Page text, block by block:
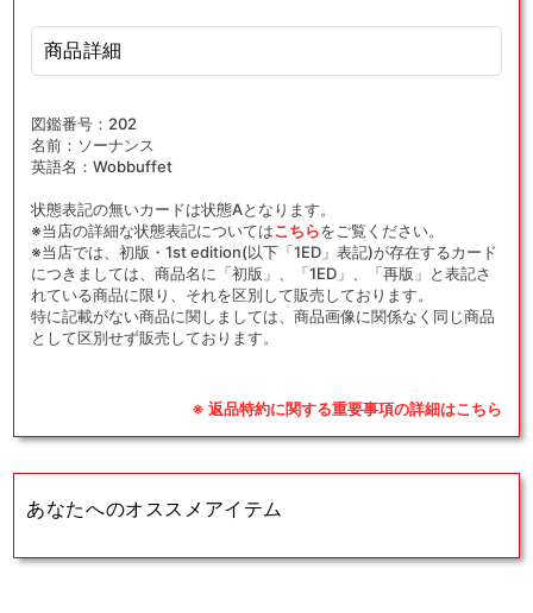
商品詳細
図鑑番号：202
名前：ソーナンス
英語名：Wobbuffet
状態表記の無いカードは状態Aとなります。
※当店の詳細な状態表記についてはこちらをご覧ください。
※当店では、初版・1st edition(以下「1ED」表記)が存在するカード
につきましては、商品名に「初版」、「1ED」、「再版」と表記さ
れている商品に限り、それを区別して販売しております。
特に記載がない商品に関しましては、商品画像に関係なく同じ商品
として区別せず販売しております。
※ 返品特約に関する重要事項の詳細はこちら
あなたへのオススメアイテム